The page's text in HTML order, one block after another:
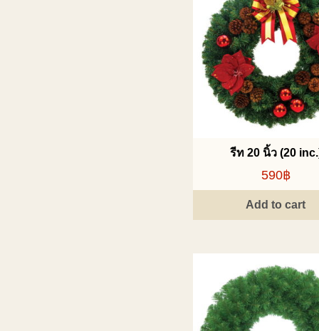
รีท 20 นิ้ว (20
590฿
Add to cart